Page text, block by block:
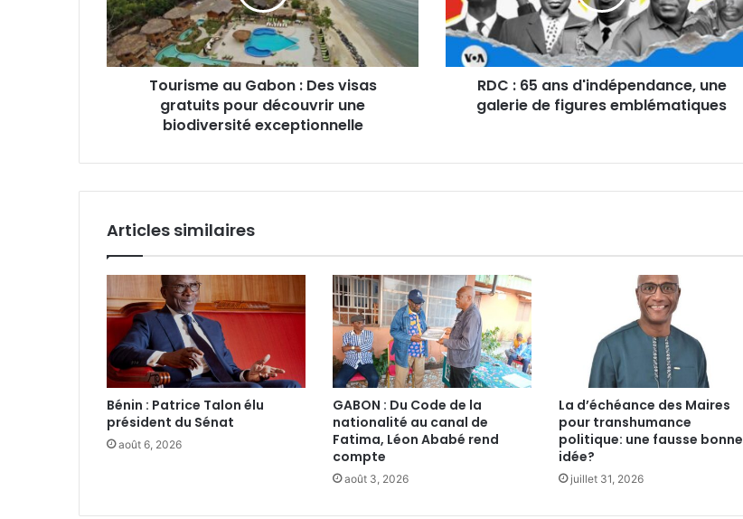
gratuits
pour
découvrir
une
biodiversité
exceptionnelle
Tourisme au Gabon : Des visas
gratuits pour découvrir une
biodiversité exceptionnelle
une
galerie
figures
emblématiques
RDC : 65 ans d'indépendance, une
galerie de figures emblématiques
Articles similaires
Bénin : Patrice Talon élu
président du Sénat‎
août 6, 2026
GABON : Du Code de la
nationalité au canal de
Fatima, Léon Ababé rend
compte
août 3, 2026
La d’échéance des Maires
pour transhumance
politique: une fausse bonne
idée?
juillet 31, 2026